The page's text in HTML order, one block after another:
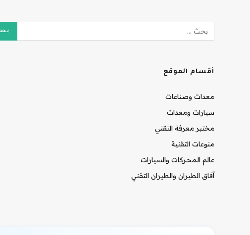
أقسام الموقع
معدات وصناعات
سيارات ومعدات
مختبر معرفة التقني
منوعات التقنية
عالم المحركات والسيارات
آفاق الطيران والطيران التقني